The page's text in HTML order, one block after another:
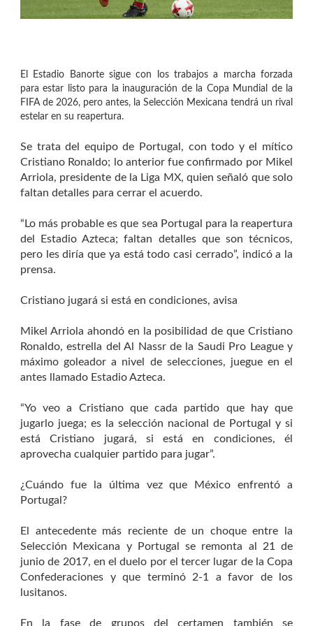
El Estadio Banorte sigue con los trabajos a marcha forzada
para estar listo para la inauguración de la Copa Mundial de la
FIFA de 2026, pero antes, la Selección Mexicana tendrá un rival
estelar en su reapertura.
Se trata del equipo de Portugal, con todo y el mítico
Cristiano Ronaldo; lo anterior fue confirmado por Mikel
Arriola, presidente de la Liga MX, quien señaló que solo
faltan detalles para cerrar el acuerdo.
“Lo más probable es que sea Portugal para la reapertura
del Estadio Azteca; faltan detalles que son técnicos,
pero les diría que ya está todo casi cerrado”, indicó a la
prensa.
Cristiano jugará si está en condiciones, avisa
Mikel Arriola ahondó en la posibilidad de que Cristiano
Ronaldo, estrella del Al Nassr de la Saudi Pro League y
máximo goleador a nivel de selecciones, juegue en el
antes llamado Estadio Azteca.
“Yo veo a Cristiano que cada partido que hay que
jugarlo juega; es la selección nacional de Portugal y si
está Cristiano jugará, si está en condiciones, él
aprovecha cualquier partido para jugar”.
¿Cuándo fue la última vez que México enfrentó a
Portugal?
El antecedente más reciente de un choque entre la
Selección Mexicana y Portugal se remonta al 21 de
junio de 2017, en el duelo por el tercer lugar de la Copa
Confederaciones y que terminó 2-1 a favor de los
lusitanos.
En la fase de grupos del certamen también se